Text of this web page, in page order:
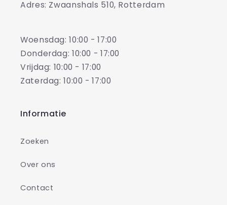
Adres: Zwaanshals 510, Rotterdam
Woensdag: 10:00 - 17:00
Donderdag: 10:00 - 17:00
Vrijdag: 10:00 - 17:00
Zaterdag: 10:00 - 17:00
Informatie
Zoeken
Over ons
Contact